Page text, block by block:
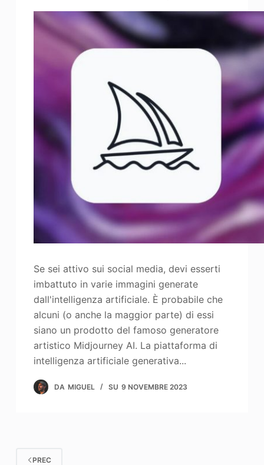
Se sei attivo sui social media, devi esserti
imbattuto in varie immagini generate
dall'intelligenza artificiale. È probabile che
alcuni (o anche la maggior parte) di essi
siano un prodotto del famoso generatore
artistico Midjourney AI. La piattaforma di
intelligenza artificiale generativa...
DA MIGUEL SU 9 NOVEMBRE 2023
PREC